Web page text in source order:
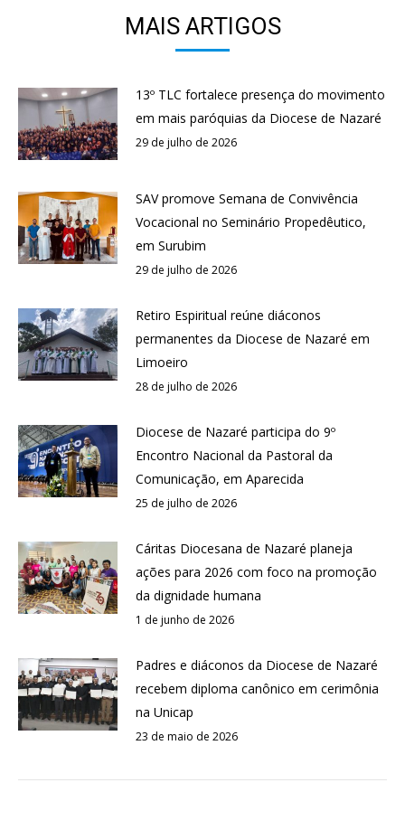
MAIS ARTIGOS
13º TLC fortalece presença do movimento
em mais paróquias da Diocese de Nazaré
29 de julho de 2026
SAV promove Semana de Convivência
Vocacional no Seminário Propedêutico,
em Surubim
29 de julho de 2026
Retiro Espiritual reúne diáconos
permanentes da Diocese de Nazaré em
Limoeiro
28 de julho de 2026
Diocese de Nazaré participa do 9º
Encontro Nacional da Pastoral da
Comunicação, em Aparecida
25 de julho de 2026
Cáritas Diocesana de Nazaré planeja
ações para 2026 com foco na promoção
da dignidade humana
1 de junho de 2026
Padres e diáconos da Diocese de Nazaré
recebem diploma canônico em cerimônia
na Unicap
23 de maio de 2026